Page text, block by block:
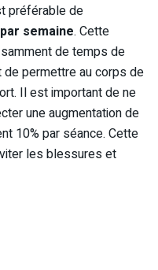
préférable de
semaine. Cette
de temps de
permettre au corps de
Il est important de ne
une augmentation de
10% par séance. Cette
les blessures et